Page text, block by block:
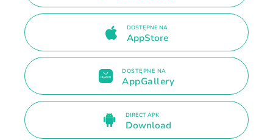
DOSTĘPNE NA
AppStore
DOSTĘPNE NA
AppGallery
DIRECT APK
Download